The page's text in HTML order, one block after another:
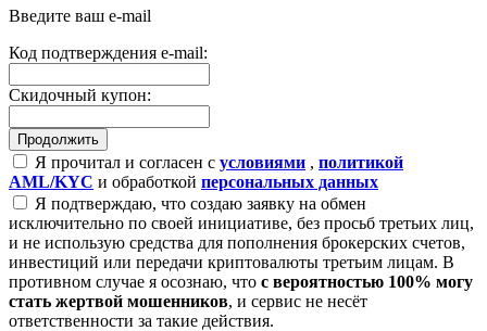
Введите ваш e-mail
Код подтверждения e-mail:
Скидочный купон:
Я прочитал и согласен с условиями , политикой
AML/KYC и обработкой персональных данных
Я подтверждаю, что создаю заявку на обмен
исключительно по своей инициативе, без просьб третьих лиц,
и не использую средства для пополнения брокерских счетов,
инвестиций или передачи криптовалюты третьим лицам. В
противном случае я осознаю, что с вероятностью 100% могу
стать жертвой мошенников, и сервис не несёт
ответственности за такие действия.